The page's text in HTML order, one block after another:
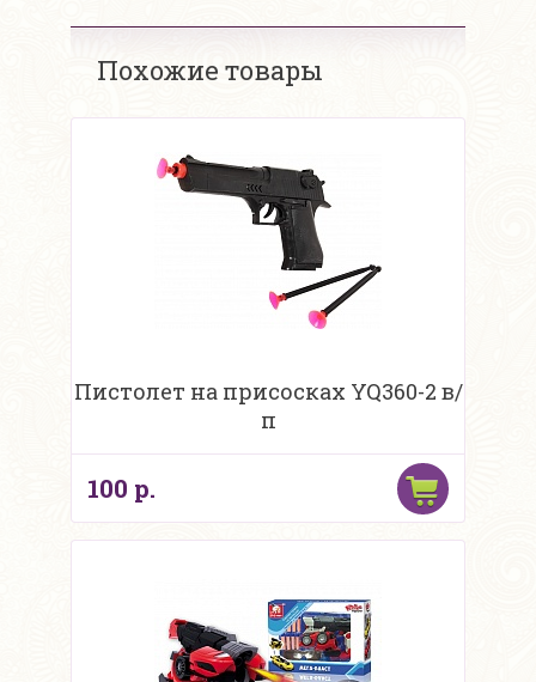
Похожие товары
Пистолет на присосках YQ360-2 в/
п
100 р.